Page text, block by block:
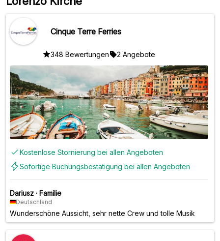
Cinque Terre Ferries
348 Bewertungen 2 Angebote
Kostenlose Stornierung bei allen Angeboten
Sofortige Buchungsbestätigung bei allen Angeboten
Dariusz · Familie
Deutschland
Wunderschöne Aussicht, sehr nette Crew und tolle Musik